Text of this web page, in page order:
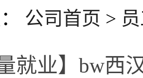
公司首页 >
就业】bw西